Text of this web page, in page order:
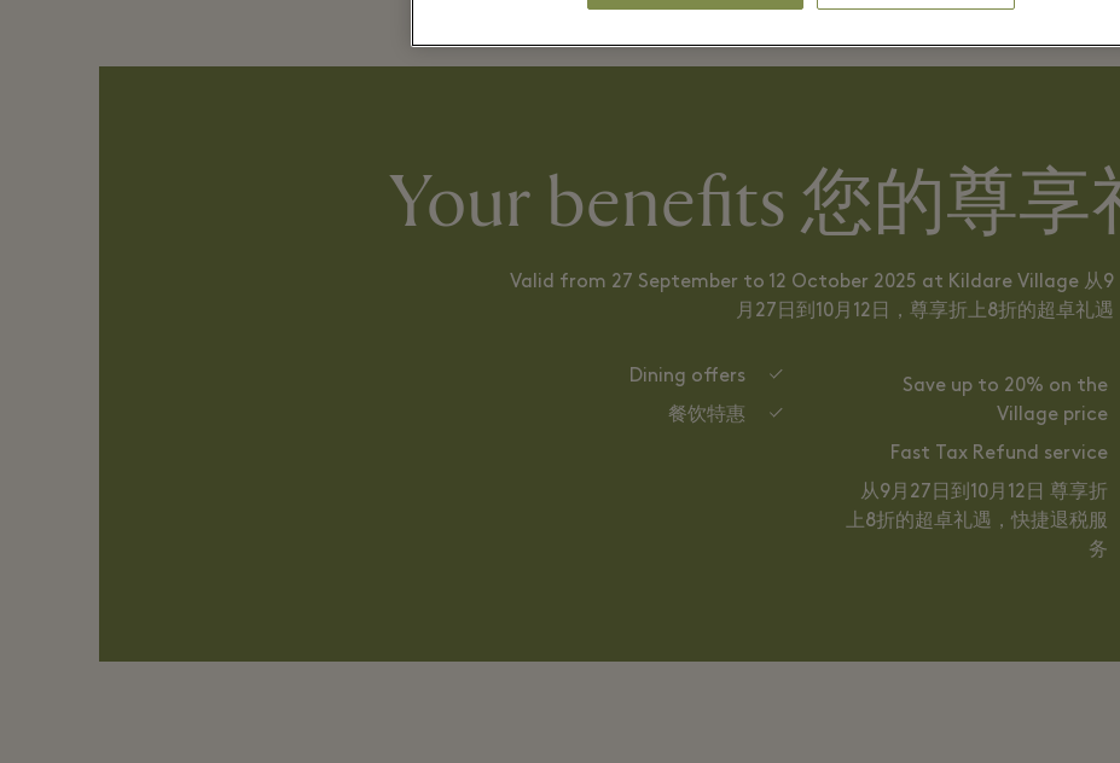
Your benefits 您的尊享
Valid from 27 September to 12 October 2025 at Kildare Village 从9
月27日到10月12日，尊享折上8折的超卓礼遇
Save up to 20% on the
Village price
Fast Tax Refund service
从9月27日到10月12日 尊享折
上8折的超卓礼遇，快捷退税服
务
Dining offers
餐饮特惠